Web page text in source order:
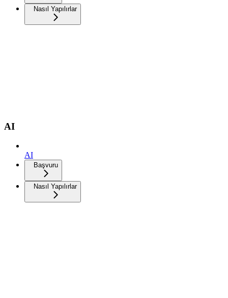
Nasıl Yapılırlar
AI
AI
Başvuru
Nasıl Yapılırlar